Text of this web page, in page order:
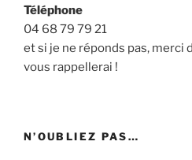
Téléphone
04 68 79 79 21
et si je ne réponds pas, merci
vous rappellerai !
N’OUBLIEZ PAS…